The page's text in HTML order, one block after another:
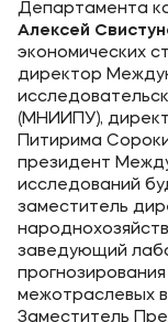
Департамента
Алексей
экономических
директор
(МНИИПУ),
Питирима
президент
исследований
заместитель
заведующий
межотраслевых
Заместитель